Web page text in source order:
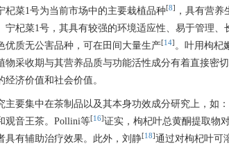
杞菜1号为当前市场中的主要栽植品种[8]
，具有营
宁杞菜1号，其具有较强的环境适应性、易于管理、
优质无公害品种，可在田间大量生产[14] 。叶用枸杞
物采收期与其营养品质与功能活性成分有着直接密
济价值和社会价值。
主要集中在茶制品以及其本身功效成分研究上，如
观音王茶。Pollini等[16]证实，枸杞叶总黄酮提取物
具有辅助治疗效果。此外，刘静[18]通过对枸杞叶可